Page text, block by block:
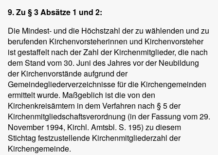
9. Zu § 3 Absätze 1 und 2:
Die Mindest- und die Höchstzahl der zu wählenden und zu
berufenden Kirchenvorsteherinnen und Kirchenvorsteher
ist gestaffelt nach der Zahl der Kirchenmitglieder, die nach
dem Stand vom 30. Juni des Jahres vor der Neubildung
der Kirchenvorstände aufgrund der
Gemeindegliederverzeichnisse für die Kirchengemeinden
ermittelt wurde. Maßgeblich ist die von den
Kirchenkreisämtern in dem Verfahren nach § 5 der
Kirchenmitgliedschaftsverordnung (in der Fassung vom 29.
November 1994, Kirchl. Amtsbl. S. 195) zu diesem
Stichtag festzustellende Kirchenmitgliederzahl der
Kirchengemeinde.